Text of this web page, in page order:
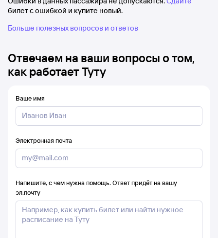
билет с ошибкой и купите новый.
Больше полезных вопросов и ответов
Отвечаем на ваши вопросы о том,
как работает Туту
Ваше имя
Электронная почта
Напишите, с чем нужна помощь. Ответ придёт на вашу
эл.почту